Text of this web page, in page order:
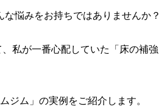
悩みをお持ちではありませんか？
、私が一番心配していた「床の補
ジム」の実例をご紹介します。